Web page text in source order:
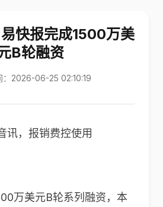
快报完成1500万美
B轮融资
：2026-06-25 02:10:19
讯，报销费控使用
万美元B轮系列融资，本